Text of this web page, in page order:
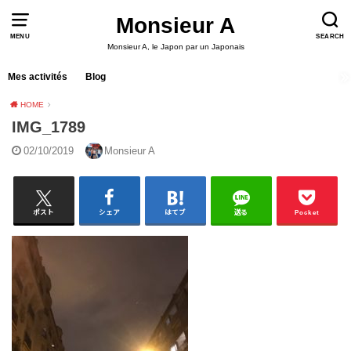
MENU SEARCH
Monsieur A
Monsieur A, le Japon par un Japonais
Mes activités Blog
HOME
IMG_1789
02/10/2019 Monsieur A
ポスト シェア はてブ 送る Pocket